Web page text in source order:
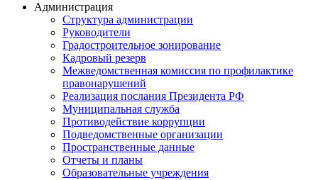
Администрация
Структура администрации
Руководители
Градостроительное зонирование
Кадровый резерв
Межведомственная комиссия по профилактике
правонарушений
Реализация послания Президента РФ
Муниципальная служба
Противодействие коррупции
Подведомственные организации
Пространственные данные
Отчеты и планы
Образовательные учреждения